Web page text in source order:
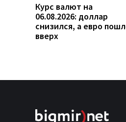
Курс валют на
06.08.2026: доллар
снизился, а евро
вверх